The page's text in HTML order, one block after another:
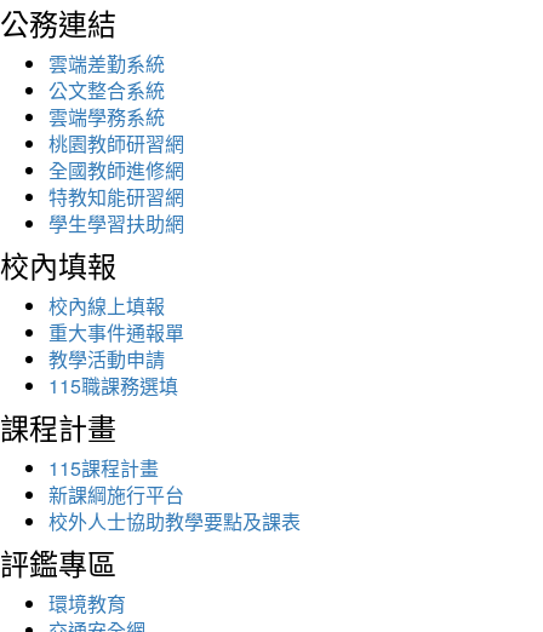
公務連結
雲端差勤系統
公文整合系統
雲端學務系統
桃園教師研習網
全國教師進修網
特教知能研習網
學生學習扶助網
校內填報
校內線上填報
重大事件通報單
教學活動申請
115職課務選填
課程計畫
115課程計畫
新課綱施行平台
校外人士協助教學要點及課表
評鑑專區
環境教育